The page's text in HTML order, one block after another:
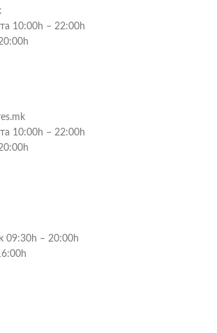
10:00h – 22:00h
10:00h – 22:00h
09:30h – 20:00h